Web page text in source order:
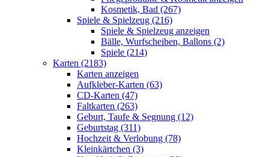
Kosmetik, Bad (267)
Spiele & Spielzeug (216)
Spiele & Spielzeug anzeigen
Bälle, Wurfscheiben, Ballons (2)
Spiele (214)
Karten (2183)
Karten anzeigen
Aufkleber-Karten (63)
CD-Karten (47)
Faltkarten (263)
Geburt, Taufe & Segnung (12)
Geburtstag (311)
Hochzeit & Verlobung (78)
Kleinkärtchen (3)